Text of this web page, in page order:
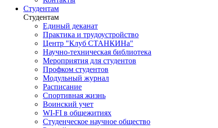
Студентам
Студентам
Единый деканат
Практика и трудоустройство
Центр "Клуб СТАНКИНа"
Научно-техническая библиотека
Мероприятия для студентов
Профком студентов
Модульный журнал
Расписание
Спортивная жизнь
Воинский учет
WI-FI в общежитиях
Студенческое научное общество